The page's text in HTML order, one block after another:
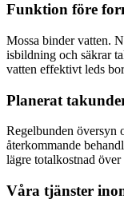
Funktion före
Mossa binder vatten.
isbildning och säkrar
vatten effektivt leds
Planerat
Regelbunden översyn
återkommande
lägre totalkostnad över
Våra tjänster